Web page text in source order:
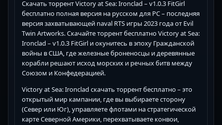
Скачать торрент Victory at Sea: Ironclad – v1.0.3 FitGirl
бесплатно полная версия на русском для PC – последняя
версия захватывающей naval RTS игры 2023 года от Evil
Twin Artworks. Скачайте торрент бесплатно Victory at Sea:
Ironclad – v1.0.3 FitGirl и окунитесь в эпоху Гражданской
войны в США, где железные броненосцы и деревянные
корабли решают исход морских и речных битв между
Союзом и Конфедерацией.
Victory at Sea: Ironclad скачать торрент бесплатно – это
открытый мир кампании, где вы выбираете сторону
(Север или Юг), управляете флотами на стратегической
карте Северной Америки, перехватываете конвои,